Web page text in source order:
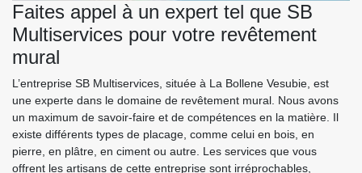
Faites appel à un expert tel que SB
Multiservices pour votre revêtement
mural
L’entreprise SB Multiservices, située à La Bollene Vesubie, est
une experte dans le domaine de revêtement mural. Nous avons
un maximum de savoir-faire et de compétences en la matière. Il
existe différents types de placage, comme celui en bois, en
pierre, en plâtre, en ciment ou autre. Les services que vous
offrent les artisans de cette entreprise sont irréprochables,